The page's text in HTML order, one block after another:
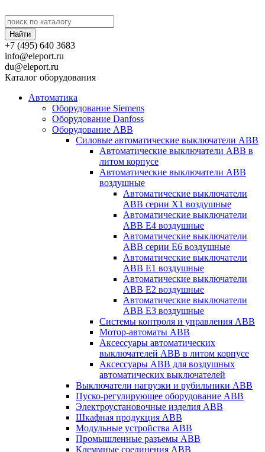
+7 (495) 640 3683
info@eleport.ru
du@eleport.ru
Каталог оборудования
Автоматика
Оборудование Siemens
Оборудование Danfoss
Оборудование ABB
Силовые автоматические выключатели ABB
Автоматические выключатели ABB в
литом корпусе
Автоматические выключатели ABB
воздушные
Автоматические выключатели
ABB серии X1 воздушные
Автоматические выключатели
ABB E4 воздушные
Автоматические выключатели
ABB серии E6 воздушные
Автоматические выключатели
ABB E1 воздушные
Автоматические выключатели
ABB E2 воздушные
Автоматические выключатели
ABB E3 воздушные
Системы контроля и управления ABB
Мотор-автоматы ABB
Аксессуары автоматических
выключателей ABB в литом корпусе
Аксессуары ABB для воздушных
автоматических выключателей
Выключатели нагрузки и рубильники ABB
Пуско-регулирующее оборудование ABB
Электроустановочные изделия ABB
Шкафная продукция ABB
Модульные устройства ABB
Промышленные разъемы ABB
Клеммные соединения ABB